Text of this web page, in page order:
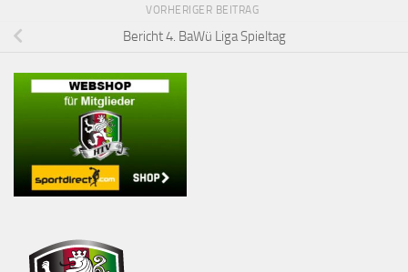
VORHERIGER BEITRAG
Bericht 4. BaWü Liga Spieltag